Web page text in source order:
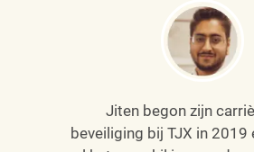
Jiten begon zijn
beveiliging bij TJX in 2019